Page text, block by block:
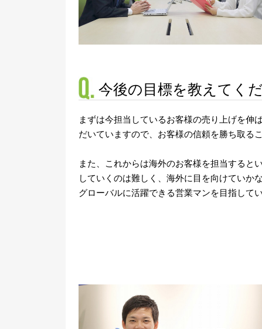
今後の目標を教えてくだ
まずは今担当しているお客様の売り上げを伸
だいていますので、お客様の信頼を勝ち取る
また、これからは海外のお客様を担当すると
していくのは難しく、海外に目を向けていか
グローバルに活躍できる営業マンを目指して